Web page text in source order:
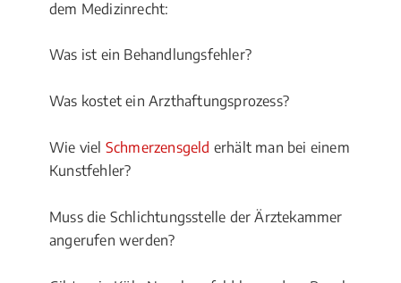
dem Medizinrecht:
Was ist ein Behandlungsfehler?
Was kostet ein Arzthaftungsprozess?
Wie viel Schmerzensgeld erhält man bei einem
Kunstfehler?
Muss die Schlichtungsstelle der Ärztekammer
angerufen werden?